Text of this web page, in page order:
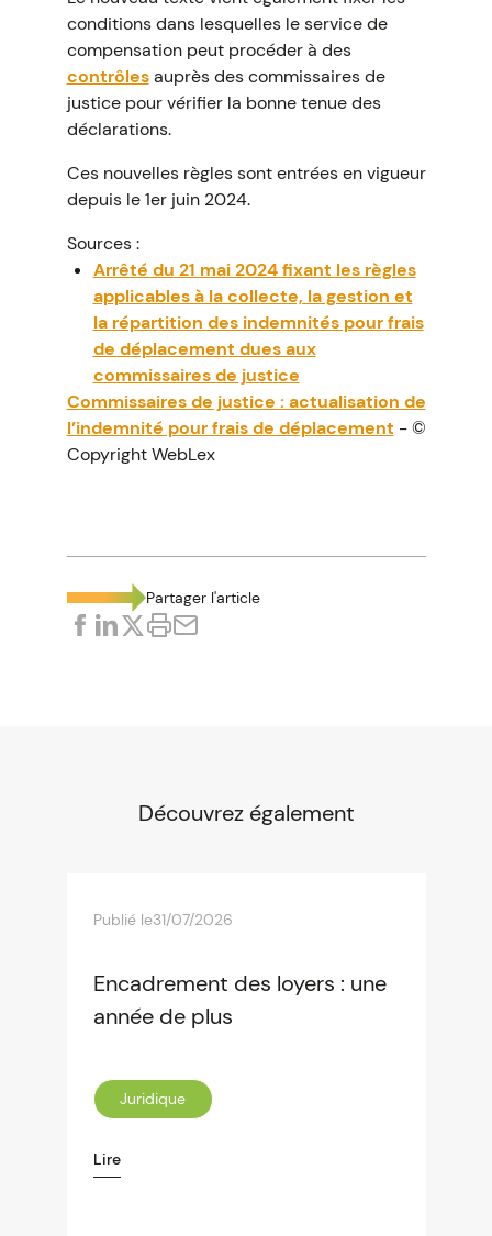
conditions dans lesquelles le service de
compensation peut procéder à des
contrôlesauprès des commissaires de
justice pour vérifier la bonne tenue des
déclarations.
Ces nouvelles règles sont entrées en vigueur
depuis le 1er juin 2024.
Sources :
Arrêté du 21 mai 2024 fixant les règles
applicables à la collecte, la gestion et
la répartition des indemnités pour frais
de déplacement dues aux
commissaires de justice
Commissaires de justice : actualisation de
l’indemnité pour frais de déplacement - ©
Copyright WebLex
Partager l'article
Découvrez également
Publié le31/07/2026
Encadrement des loyers : une
année de plus
Juridique
Lire